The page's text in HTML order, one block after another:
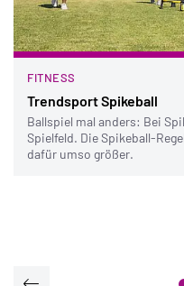
FITNESS
Trendsport Spikeball
Ballspiel mal anders: Bei
Spielfeld. Die Spikeball-
dafür umso größer.